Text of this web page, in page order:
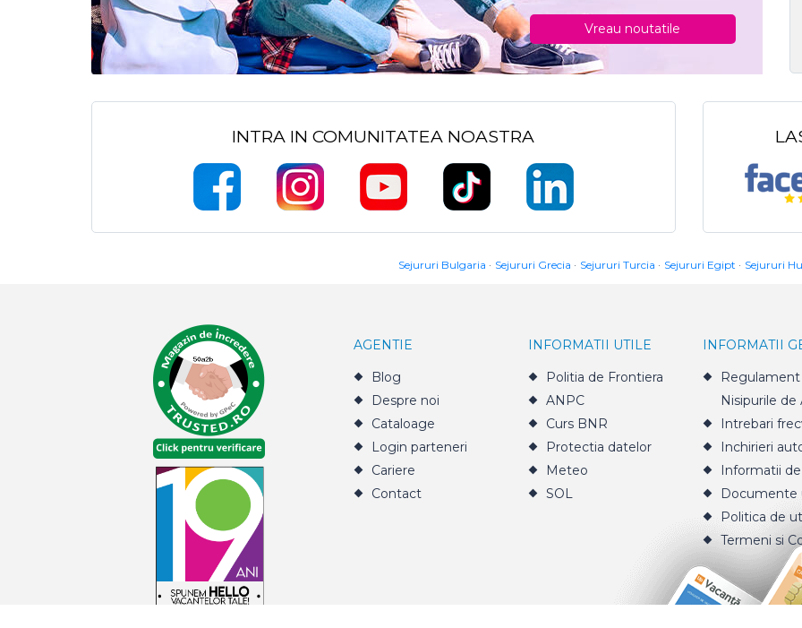
Vreau noutatile
INTRA IN COMUNITATEA NOASTRA
Sejururi Bulgaria Sejururi Grecia Sejururi Turcia Sejururi Egipt Sejururi
AGENTIE
Blog
Despre noi
Cataloage
Login parteneri
Cariere
Contact
INFORMATII UTILE
Politia de Frontiera
ANPC
Curs BNR
Protectia datelor
Meteo
SOL
INFORMATII
Regulament
Nisipurile de
Intrebari
Inchirieri
Informatii
Documente
Politica de
Termeni si